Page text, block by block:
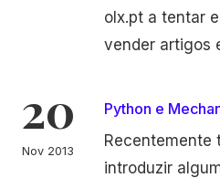
olx.pt a tentar
vender artigos
20
Nov 2013
Python e
Recentemente
introduzir